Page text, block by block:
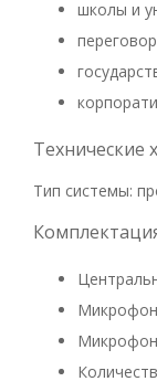
школы и
Технические
Тип системы: